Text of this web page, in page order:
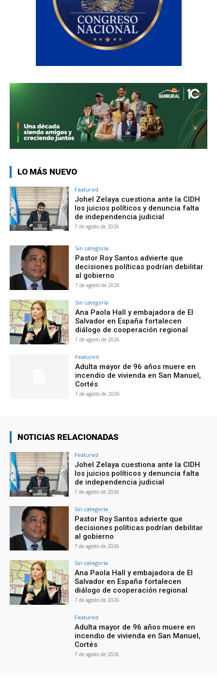
LO MÁS NUEVO
Featured
Johel Zelaya cuestiona ante la CIDH
los juicios políticos y denuncia falta
de independencia judicial
7 de agosto de 2026
Sin categoría
Pastor Roy Santos advierte que
decisiones políticas podrían debilitar
al gobierno
7 de agosto de 2026
Sin categoría
Ana Paola Hall y embajadora de El
Salvador en España fortalecen
diálogo de cooperación regional
7 de agosto de 2026
Featured
Adulta mayor de 96 años muere en
incendio de vivienda en San Manuel,
Cortés
7 de agosto de 2026
NOTICIAS RELACIONADAS
Featured
Johel Zelaya cuestiona ante la CIDH
los juicios políticos y denuncia falta
de independencia judicial
7 de agosto de 2026
Sin categoría
Pastor Roy Santos advierte que
decisiones políticas podrían debilitar
al gobierno
7 de agosto de 2026
Sin categoría
Ana Paola Hall y embajadora de El
Salvador en España fortalecen
diálogo de cooperación regional
7 de agosto de 2026
Featured
Adulta mayor de 96 años muere en
incendio de vivienda en San Manuel,
Cortés
7 de agosto de 2026